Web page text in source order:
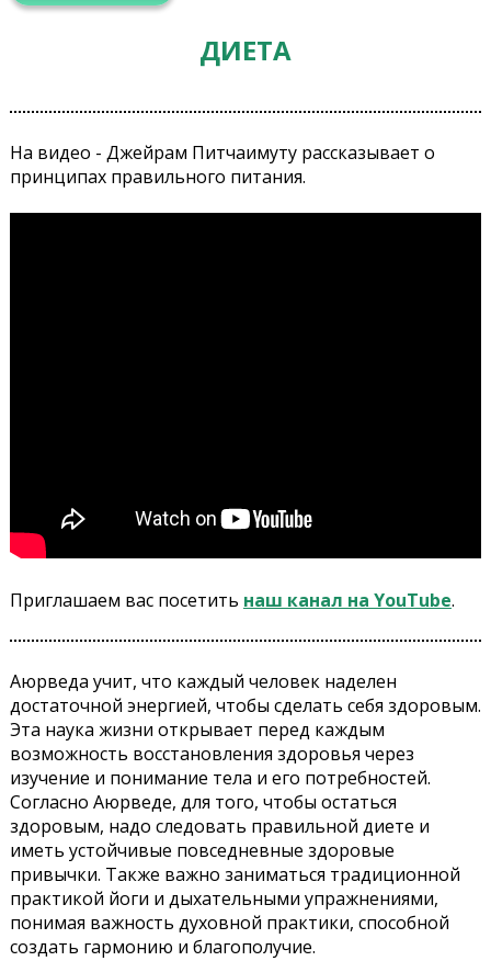
ДИЕТА
На видео - Джейрам Питчаимуту рассказывает о
принципах правильного питания.
Приглашаем вас посетить наш канал на YouTube.
Аюрведа учит, что каждый человек наделен
достаточной энергией, чтобы сделать себя здоровым.
Эта наука жизни открывает перед каждым
возможность восстановления здоровья через
изучение и понимание тела и его потребностей.
Согласно Аюрведе, для того, чтобы остаться
здоровым, надо следовать правильной диете и
иметь устойчивые повседневные здоровые
привычки. Также важно заниматься традиционной
практикой йоги и дыхательными упражнениями,
понимая важность духовной практики, способной
создать гармонию и благополучие.